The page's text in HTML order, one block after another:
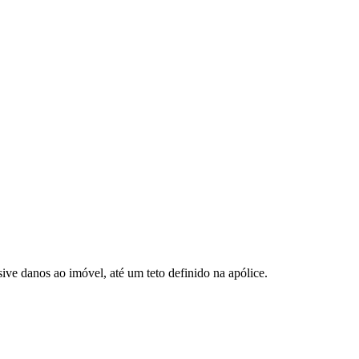
danos ao imóvel, até um teto definido na apólice.